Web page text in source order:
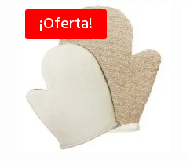
era:
26,00 €.
es:
22,90 €.
¡Oferta!